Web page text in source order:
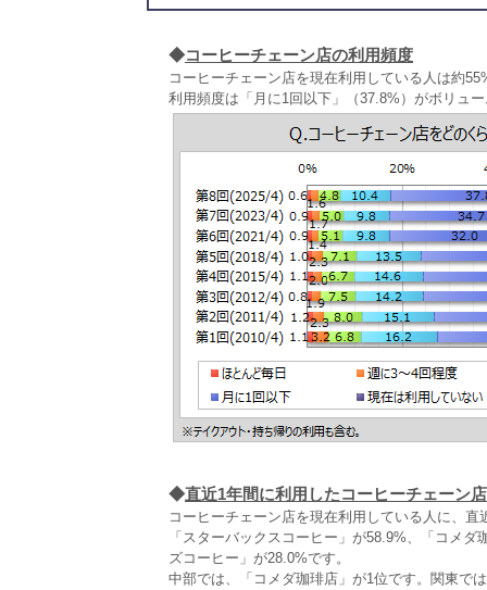
◆コーヒーチェーン店の利用頻度
コーヒーチェーン店を現在利用している人は約
利用頻度は「月に1回以下」（37.8%）がボリュ
◆直近1年間に利用したコーヒーチェーン店
コーヒーチェーン店を現在利用している人に、
「スターバックスコーヒー」が58.9%、「コメ
ズコーヒー」が28.0%です。
中部では、「コメダ珈琲店」が1位です。関東で